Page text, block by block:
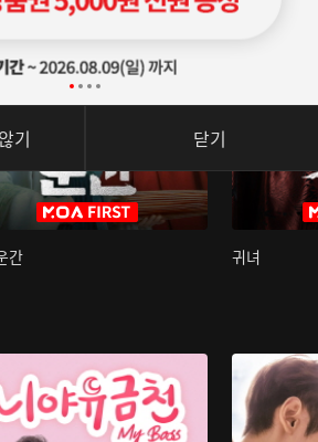
간 귀녀
기 닫기